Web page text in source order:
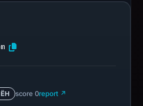
score 0report ↗